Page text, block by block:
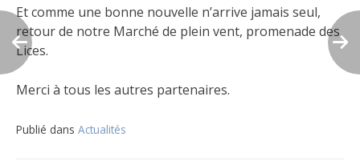
Et comme une bonne nouvelle n’arrive jamais seul,
retour de notre Marché de plein vent, promenade des
Lices.
Merci à tous les autres partenaires.
Publié dans Actualités